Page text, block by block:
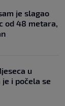
je slagao
od 48 metara,
u
i počela se